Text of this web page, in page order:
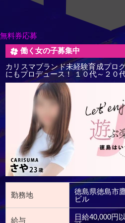
無料券応募
働く女の子募集中
カリスマブランド未経験育成プロ
にもプロデュース！ １０代～２０
勤務地
徳島県徳島市
ビル
給与
日給40,000円